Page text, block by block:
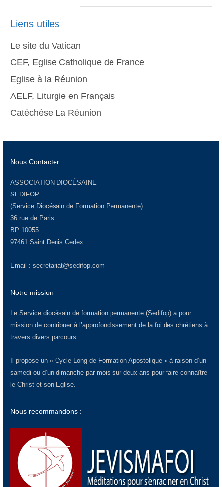
Liens utiles
Le site du Vatican
CEF, Eglise Catholique de France
Eglise à la Réunion
AELF, Liturgie en Français
Catéchèse La Réunion
Nous Contacter
ASSOCIATION DIOCÉSAINE
SEDIFOP
(Service Diocésain de Formation Permanente)
36 rue de Paris
BP 10055
97461 Saint Denis Cedex
Email : secretariat@sedifop.com
Notre mission
Le Service diocésain de formation permanente (Sedifop) a pour
mission de contribuer à l’approfondissement de la foi des chrétiens à
travers divers parcours.
Il propose un « Cycle Long de Formation Apostolique » à raison d’un
samedi ou d’un dimanche par mois sur deux ans pour faire connaître
le Christ et son Eglise.
Nous recommandons :